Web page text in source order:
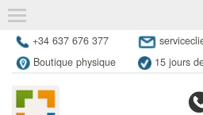
+34 637 676 377
Boutique physique
15 jours